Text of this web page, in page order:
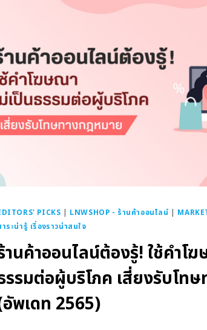
PICKS | LNWSHOP - ร้านค้าออนไลน์ |
าระน่ารู้ เรื่องราวน่าสนใจ
านค้าออนไลน์ต้องรู้! ใช้คำโ
รรมต่อผู้บริโภค เสี่ยงรับโท
พเดท 2565)